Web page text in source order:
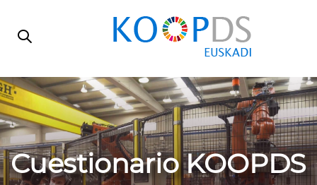
links
primary
Skip
to
content
Cuestionario KOOPDS